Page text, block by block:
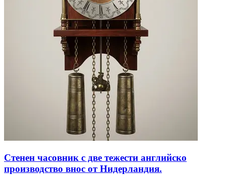
Стенен часовник с две тежести английско
производство внос от Нидерландия.